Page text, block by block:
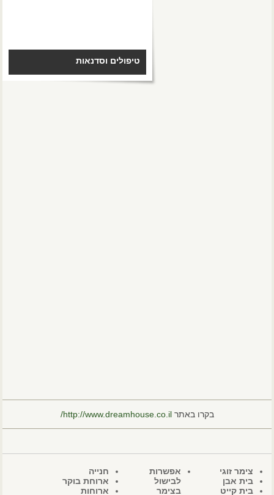
טיפולים וסדנאות
בקרו באתר http://www.dreamhouse.co.il/
צימר זוגי
בית אבן
בית קייט
אפשרות
לבישול
בצימר
חנייה
ארוחת בוקר
ארוחות